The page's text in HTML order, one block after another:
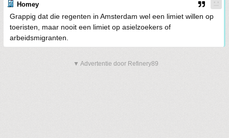
Homey
Grappig dat die regenten in Amsterdam wel een limiet willen op
toeristen, maar nooit een limiet op asielzoekers of
arbeidsmigranten.
▼ Advertentie door Refinery89